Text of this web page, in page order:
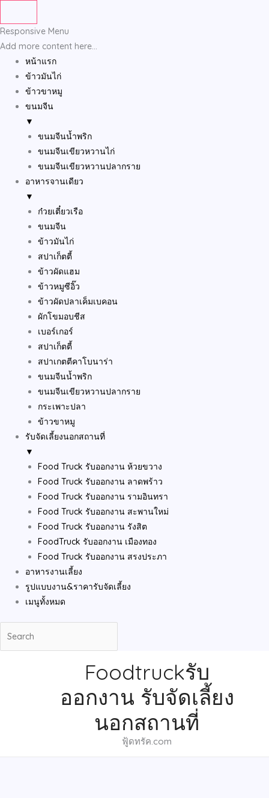
Responsive Menu
Add more content here...
หน้าแรก
ข้าวมันไก่
ข้าวขาหมู
ขนมจีน
▼
ขนมจีนน้ำพริก
ขนมจีนเขียวหวานไก่
ขนมจีนเขียวหวานปลากราย
อาหารจานเดียว
▼
ก๋วยเตี๋ยวเรือ
ขนมจีน
ข้าวมันไก่
สปาเก็ตตี้
ข้าวผัดแฮม
ข้าวหมูซีอิ๊ว
ข้าวผัดปลาเค็มเบคอน
ผักโขมอบชีส
เบอร์เกอร์
สปาเก็ตตี้
สปาเกตตีคาโบนาร่า
ขนมจีนน้ำพริก
ขนมจีนเขียวหวานปลากราย
กระเพาะปลา
ข้าวขาหมู
รับจัดเลี้ยงนอกสถานที่
▼
Food Truck รับออกงาน ห้วยขวาง
Food Truck รับออกงาน ลาดพร้าว
Food Truck รับออกงาน รามอินทรา
Food Truck รับออกงาน สะพานใหม่
Food Truck รับออกงาน รังสิต
FoodTruck รับออกงาน เมืองทอง
Food Truck รับออกงาน สรงประภา
อาหารงานเลี้ยง
รูปแบบงาน&ราคารับจัดเลี้ยง
เมนูทั้งหมด
to
content
Foodtruckรับ
ออกงาน รับจัดเลี้ยง
นอกสถานที่
ฟู้ดทรัค.com